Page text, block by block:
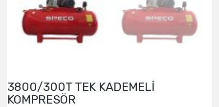
3800/300T TEK KADEMELİ
KOMPRESÖR